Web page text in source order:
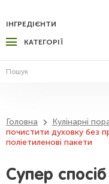
КАТЕГОРІЇ
ІНГРЕДІЄНТИ
Головна Кулінарні
почистити духовку без
поліетиленові пакети
Супер